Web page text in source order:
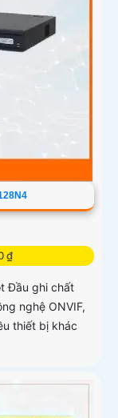
₫
Đầu ghi chất
nghệ ONVIF,
thiết bị khác